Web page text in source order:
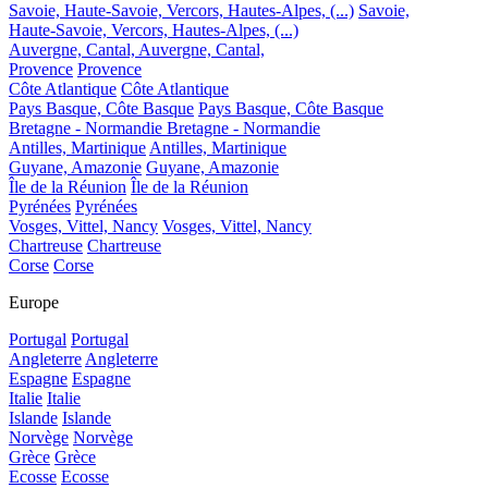
Savoie, Haute-Savoie, Vercors, Hautes-Alpes, (...) Savoie,
Haute-Savoie, Vercors, Hautes-Alpes, (...)
Auvergne, Cantal, Auvergne, Cantal,
Provence Provence
Côte Atlantique Côte Atlantique
Pays Basque, Côte Basque Pays Basque, Côte Basque
Bretagne - Normandie Bretagne - Normandie
Antilles, MartiniqueAntilles, Martinique
Guyane, Amazonie Guyane, Amazonie
Île de la Réunion Île de la Réunion
Pyrénées Pyrénées
Vosges, Vittel, Nancy Vosges, Vittel, Nancy
Chartreuse Chartreuse
Corse Corse
Europe
Portugal Portugal
AngleterreAngleterre
Espagne Espagne
Italie Italie
Islande Islande
Norvège Norvège
Grèce Grèce
Ecosse Ecosse